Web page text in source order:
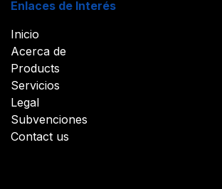
Enlaces de Interés
Inicio
Acerca de
Products
Servicios
Legal
Subvenciones
Contact us